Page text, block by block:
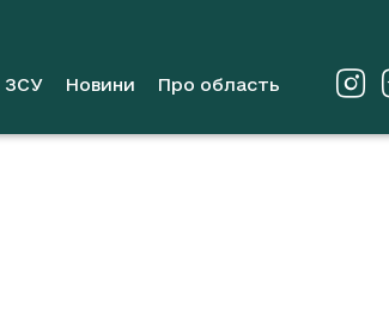
ЗСУ Новини Про область